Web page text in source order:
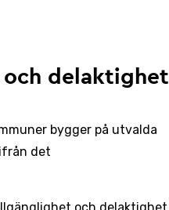
delaktighet
bygger på utvalda
det